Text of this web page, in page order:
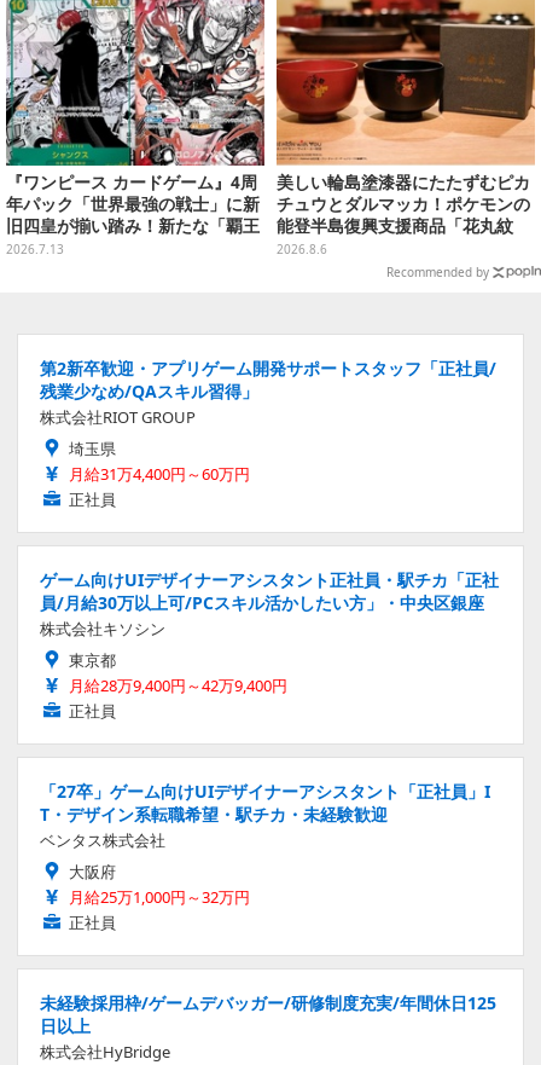
『ワンピース カードゲーム』4周
年パック「世界最強の戦士」に新
旧四皇が揃い踏み！新たな「覇王
色SP」のゾロ、ヤマトなど28枚も
2026.7.13
美しい輪島塗漆器にたたずむピカ
チュウとダルマッカ！ポケモンの
能登半島復興支援商品「花丸紋
椀」が8月8日発売
2026.8.6
Recommended by
第2新卒歓迎・アプリゲーム開発サポートスタッフ「正社員/
残業少なめ/QAスキル習得」
株式会社RIOT GROUP
埼玉県
月給31万4,400円～60万円
正社員
ゲーム向けUIデザイナーアシスタント正社員・駅チカ「正社
員/月給30万以上可/PCスキル活かしたい方」・中央区銀座
株式会社キソシン
東京都
月給28万9,400円～42万9,400円
正社員
「27卒」ゲーム向けUIデザイナーアシスタント「正社員」I
T・デザイン系転職希望・駅チカ・未経験歓迎
ベンタス株式会社
大阪府
月給25万1,000円～32万円
正社員
未経験採用枠/ゲームデバッガー/研修制度充実/年間休日125
日以上
株式会社HyBridge